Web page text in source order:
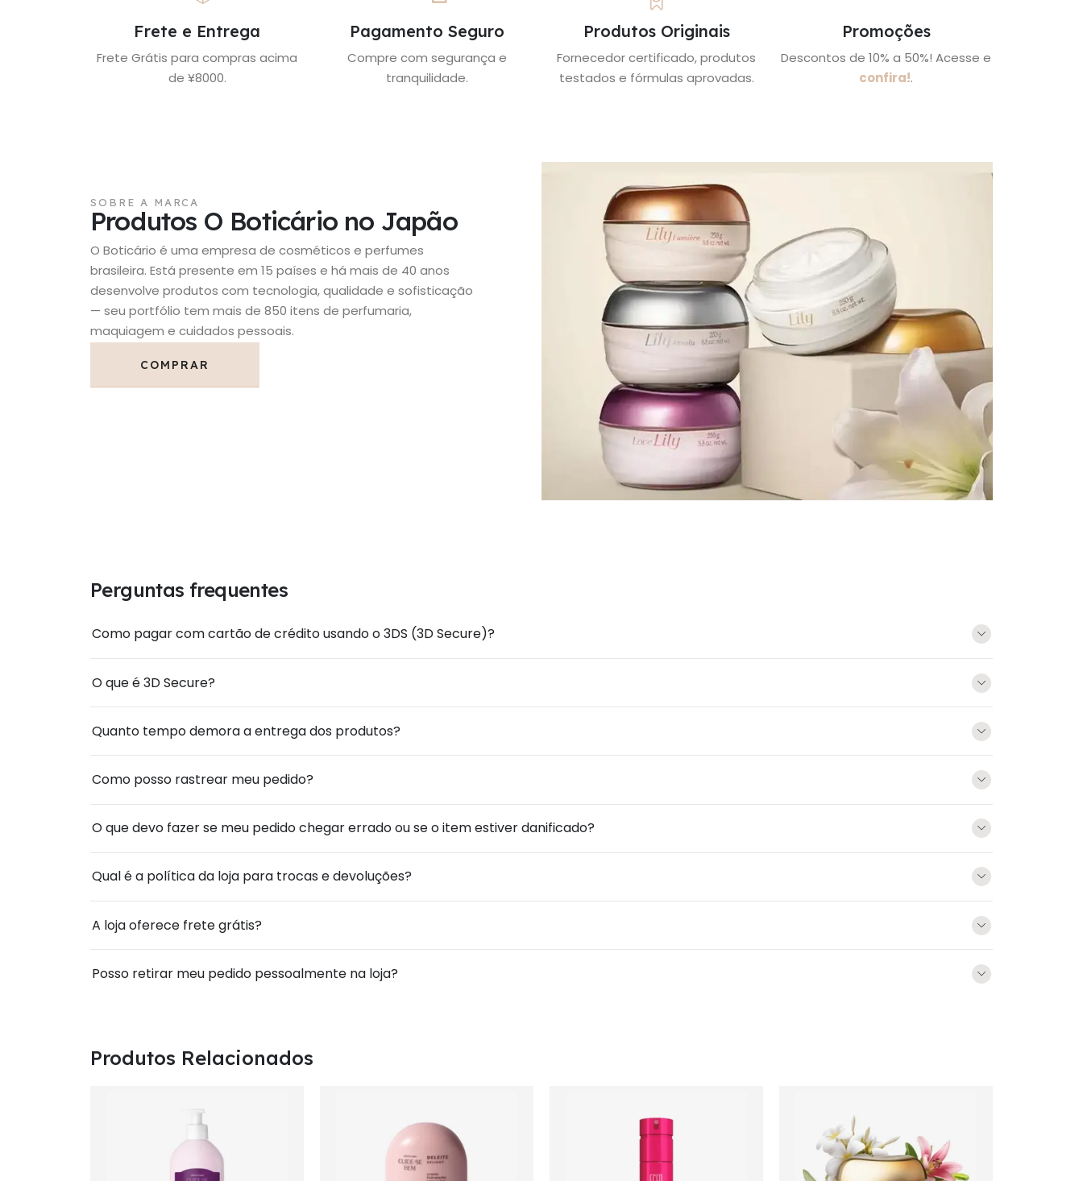
Frete e Entrega
Frete Grátis para compras acima
de ¥8000.
Pagamento Seguro
Compre com segurança e
tranquilidade.
Produtos Originais
Fornecedor certificado, produtos
testados e fórmulas aprovadas.
Promoções
Descontos de 10% a 50%! Acesse e
confira!.
SOBRE A MARCA
Produtos O Boticário no Japão
O Boticário é uma empresa de cosméticos e perfumes
brasileira. Está presente em 15 países e há mais de 40 anos
desenvolve produtos com tecnologia, qualidade e sofisticação
— seu portfólio tem mais de 850 itens de perfumaria,
maquiagem e cuidados pessoais.
COMPRAR
Perguntas frequentes
Como pagar com cartão de crédito usando o 3DS (3D Secure)?
O que é 3D Secure?
Quanto tempo demora a entrega dos produtos?
Como posso rastrear meu pedido?
O que devo fazer se meu pedido chegar errado ou se o item estiver danificado?
Qual é a política da loja para trocas e devoluções?
A loja oferece frete grátis?
Posso retirar meu pedido pessoalmente na loja?
Produtos Relacionados